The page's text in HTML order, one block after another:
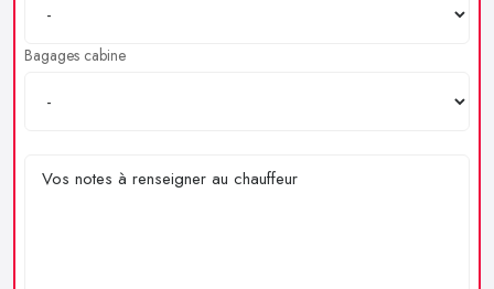
Bagages cabine